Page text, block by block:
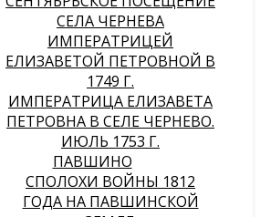
СЕЛА ЧЕРНЕВА
ИМПЕРАТРИЦЕЙ
ЕЛИЗАВЕТОЙ ПЕТРОВНОЙ В
1749 Г.
ИМПЕРАТРИЦА ЕЛИЗАВЕТА
ПЕТРОВНА В СЕЛЕ ЧЕРНЕВО.
ИЮЛЬ 1753 Г.
ПАВШИНО
СПОЛОХИ ВОЙНЫ 1812
ГОДА НА ПАВШИНСКОЙ